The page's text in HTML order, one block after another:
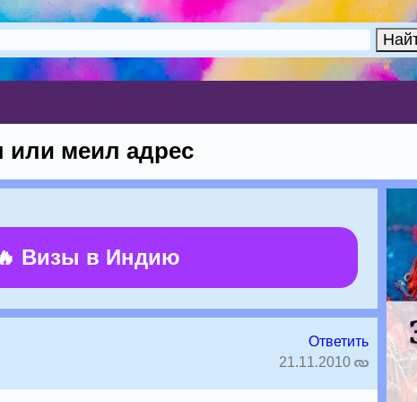
или меил адрес
Визы в Индию
Ответить
21.11.2010